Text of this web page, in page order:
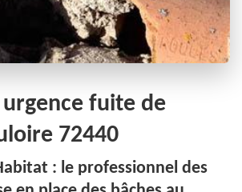
fuite de
72440
: le professionnel des